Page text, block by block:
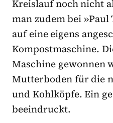
Kreislauf noch nicht
man zudem bei
auf eine eigens
Kompostmaschine.
Maschine gewonnen
Mutterboden für die
und Kohlköpfe. Ein
beeindruckt.